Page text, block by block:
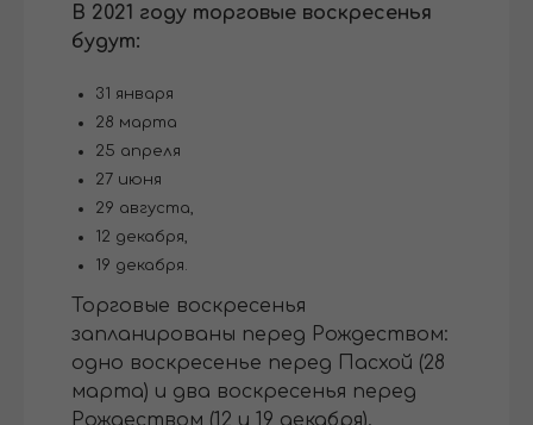
В 2021 году торговые воскресенья
будут:
31 января
28 марта
25 апреля
27 июня
29 августа,
12 декабря,
19 декабря.
Торговые воскресенья
запланированы перед Рождеством:
одно воскресенье перед Пасхой (28
марта) и два воскресенья перед
Рождеством (12 и 19 декабря).